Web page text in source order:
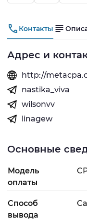
Контакты
Адрес и
http://
nastika_viva
wilsonvv
linagew
Основные
Модель
оплаты
Способ
вывода